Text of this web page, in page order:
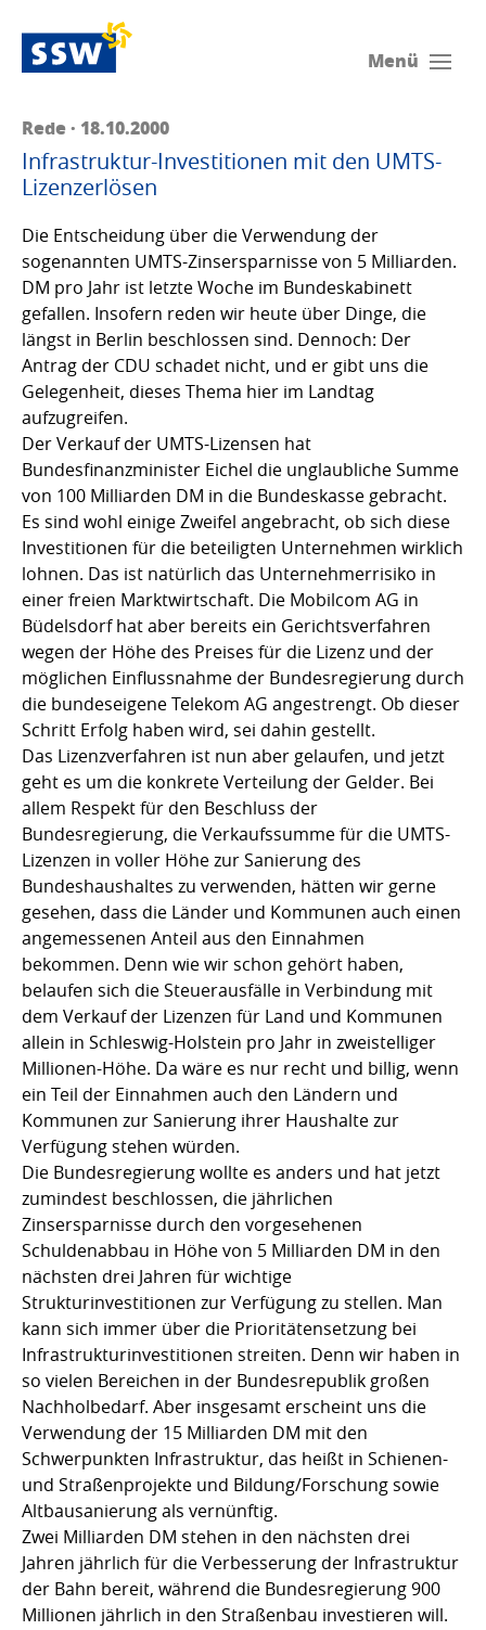
Menü
Rede · 18.10.2000
Infrastruktur-Investitionen mit den UMTS-
Lizenzerlösen
Die Entscheidung über die Verwendung der
sogenannten UMTS-Zinsersparnisse von 5 Milliarden.
DM pro Jahr ist letzte Woche im Bundeskabinett
gefallen. Insofern reden wir heute über Dinge, die
längst in Berlin beschlossen sind. Dennoch: Der
Antrag der CDU schadet nicht, und er gibt uns die
Gelegenheit, dieses Thema hier im Landtag
aufzugreifen.
Der Verkauf der UMTS-Lizensen hat
Bundesfinanzminister Eichel die unglaubliche Summe
von 100 Milliarden DM in die Bundeskasse gebracht.
Es sind wohl einige Zweifel angebracht, ob sich diese
Investitionen für die beteiligten Unternehmen wirklich
lohnen. Das ist natürlich das Unternehmerrisiko in
einer freien Marktwirtschaft. Die Mobilcom AG in
Büdelsdorf hat aber bereits ein Gerichtsverfahren
wegen der Höhe des Preises für die Lizenz und der
möglichen Einflussnahme der Bundesregierung durch
die bundeseigene Telekom AG angestrengt. Ob dieser
Schritt Erfolg haben wird, sei dahin gestellt.
Das Lizenzverfahren ist nun aber gelaufen, und jetzt
geht es um die konkrete Verteilung der Gelder. Bei
allem Respekt für den Beschluss der
Bundesregierung, die Verkaufssumme für die UMTS-
Lizenzen in voller Höhe zur Sanierung des
Bundeshaushaltes zu verwenden, hätten wir gerne
gesehen, dass die Länder und Kommunen auch einen
angemessenen Anteil aus den Einnahmen
bekommen. Denn wie wir schon gehört haben,
belaufen sich die Steuerausfälle in Verbindung mit
dem Verkauf der Lizenzen für Land und Kommunen
allein in Schleswig-Holstein pro Jahr in zweistelliger
Millionen-Höhe. Da wäre es nur recht und billig, wenn
ein Teil der Einnahmen auch den Ländern und
Kommunen zur Sanierung ihrer Haushalte zur
Verfügung stehen würden.
Die Bundesregierung wollte es anders und hat jetzt
zumindest beschlossen, die jährlichen
Zinsersparnisse durch den vorgesehenen
Schuldenabbau in Höhe von 5 Milliarden DM in den
nächsten drei Jahren für wichtige
Strukturinvestitionen zur Verfügung zu stellen. Man
kann sich immer über die Prioritätensetzung bei
Infrastrukturinvestitionen streiten. Denn wir haben in
so vielen Bereichen in der Bundesrepublik großen
Nachholbedarf. Aber insgesamt erscheint uns die
Verwendung der 15 Milliarden DM mit den
Schwerpunkten Infrastruktur, das heißt in Schienen-
und Straßenprojekte und Bildung/Forschung sowie
Altbausanierung als vernünftig.
Zwei Milliarden DM stehen in den nächsten drei
Jahren jährlich für die Verbesserung der Infrastruktur
der Bahn bereit, während die Bundesregierung 900
Millionen jährlich in den Straßenbau investieren will.